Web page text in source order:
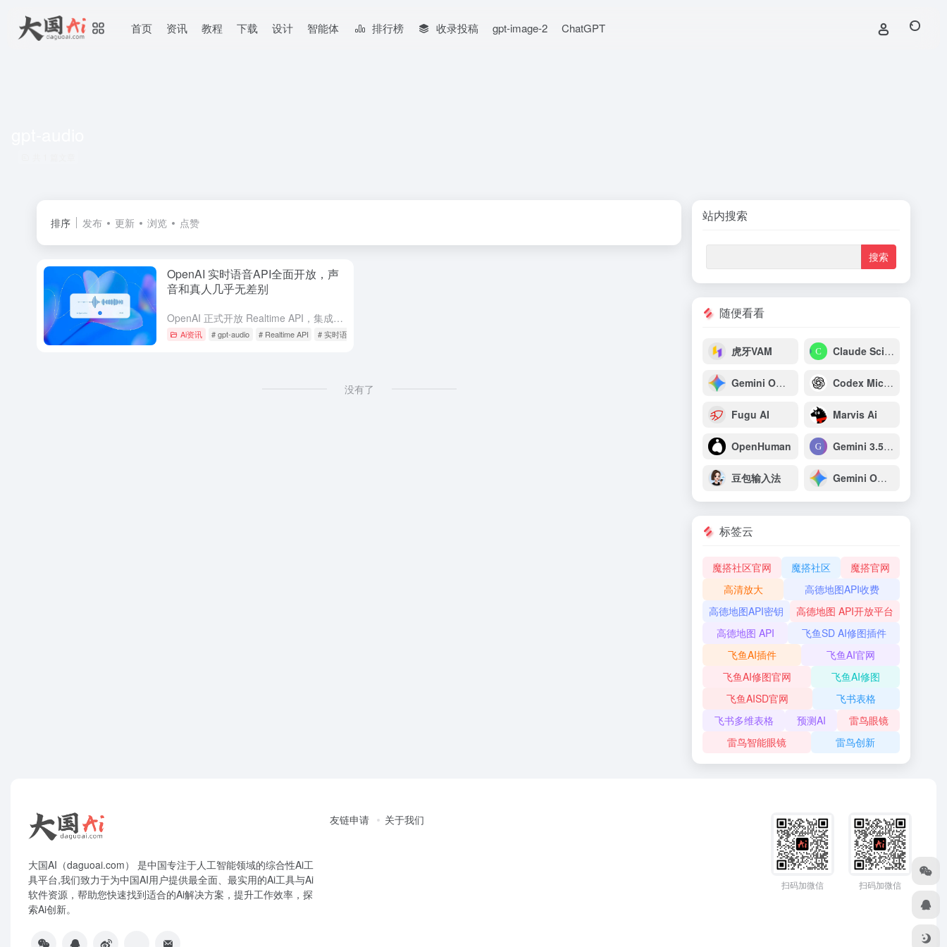
首页 资讯 教程 下载 设计 智能体 排行榜 收录投稿 gpt-image-2 ChatGPT
排序 发布 更新 浏览 点赞
OpenAI 实时语音API全面开放，声
音和真人几乎无差别
OpenAI 正式开放 Realtime API，集成了其最先进的语音对话模型 gpt-realtime，并带来了一系列新功能，用于打造可直接投入生产的语音智能体 新版 gpt-realtime 模型...
Ai资讯 # gpt-audio # Realtime API # 实时语音API
没有了
站内搜索
随便看看
虎牙VAM Claude Science
Gemini Omni Flash：谷歌原生多模态视频生成与推理模型 Codex Micro：OpenAI专为开发者打造的AI编程专用宏键盘
Fugu AI Marvis Ai
OpenHuman Gemini 3.5 Pro
豆包输入法 Gemini Omni
标签云
魔搭社区官网 魔搭社区
魔搭官网
高清放大
高德地图API收费
高德地图API密钥
高德地图 API开放平台
高德地图 API
飞鱼SD AI修图插件
飞鱼AI插件
飞鱼AI官网
飞鱼AI修图官网
飞鱼AI修图
飞鱼AISD官网
飞书表格
飞书多维表格
预测AI
雷鸟眼镜
雷鸟智能眼镜
雷鸟创新
大国AI（daguoai.com） 是中国专注于人工智能领域的综合性Ai工
具平台,我们致力于为中国AI用户提供最全面、最实用的Ai工具与Ai
软件资源，帮助您快速找到适合的Ai解决方案，提升工作效率，探
索Ai创新。
友链申请 关于我们
扫码加微信 扫码加微信